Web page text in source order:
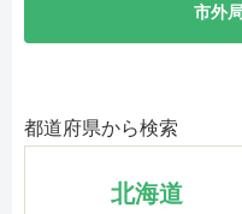
市外
都道府県から検索
北海道